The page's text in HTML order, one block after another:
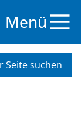
Menü
Seite suchen